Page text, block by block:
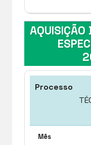
AQUISIÇÃO